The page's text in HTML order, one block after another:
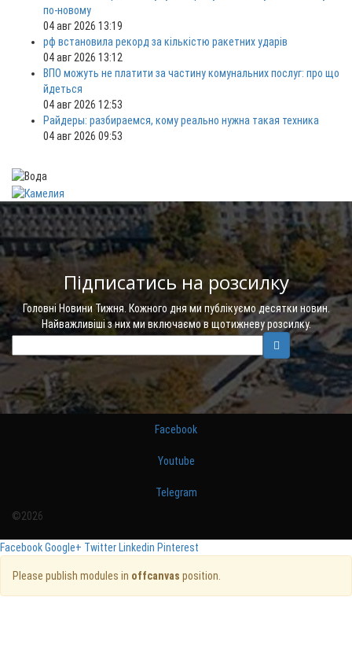
по-новому
04 авг 2026 13:19
рф встановила рекорд за кількістю ракетних ударів
04 авг 2026 13:12
ВПО можуть не платити за частину комунальних послуг: про що
йдеться
04 авг 2026 12:53
Райдеры: разбираемся, кому реально нужна такая техника
04 авг 2026 09:53
Підписатись на розсилку
Головні Новини Тижня. Кожного дня ми публікуємо десятки новин.
Найважливіші з них ми включаємо в щотижневу розсилку.
Facebook
Youtube
Telegram
©2026
FacebookGoogle+ TwitterLinkedin Pinterest
Please publish modules in offcanvas position.